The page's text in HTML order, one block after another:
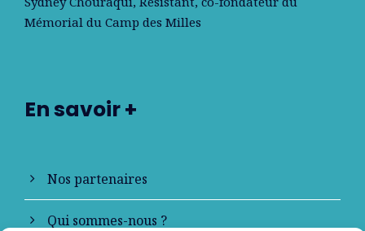
Mémorial du Camp des Milles
En savoir +
Nos partenaires
Qui sommes-nous ?